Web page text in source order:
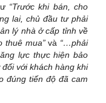
“Trước khi bán, cho
lai, chủ đầu tư phải
lý nhà ở cấp tỉnh về
thuê mua”và “…phải
lực thực hiện bảo
với khách hàng khi
đúng tiến độ đã cam